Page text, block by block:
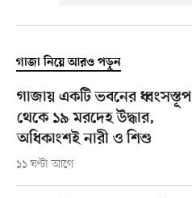
গাজা নিয়ে আরও পড়ুন
গাজায় একটি ভবনের ধ্বংসস্তূপ
থেকে ১৯ মরদেহ উদ্ধার,
অধিকাংশই নারী ও শিশু
১১ ঘণ্টা আগে